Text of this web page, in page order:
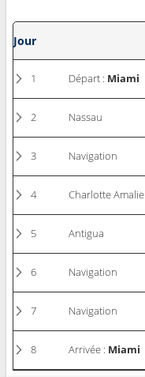
Jour
1 Départ : Miami
2 Nassau
3 Navigation
4 Charlotte Amalie
5 Antigua
6 Navigation
7 Navigation
8 Arrivée : Miami